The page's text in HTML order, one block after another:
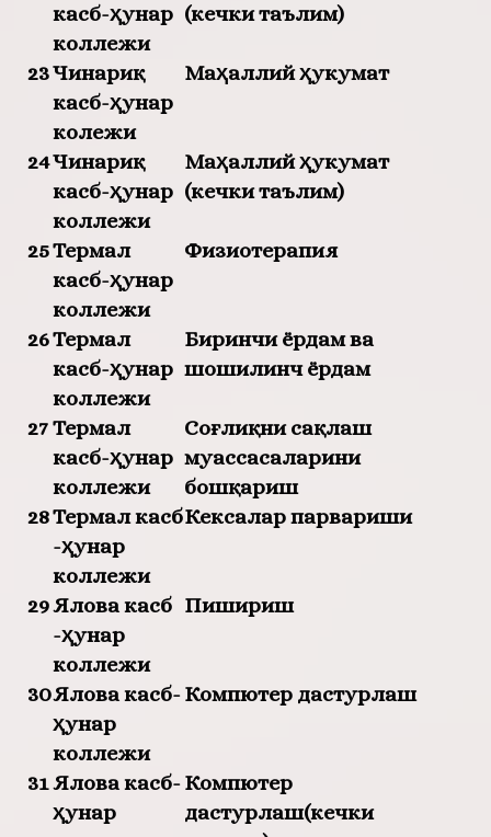
касб-ҳунар
коллежи
(кечки таълим)
23Чинариқ
касб-ҳунар
колежи
Маҳаллий ҳукумат
24Чинариқ
касб-ҳунар
коллежи
Маҳаллий ҳукумат
(кечки таълим)
25Термал
касб-ҳунар
коллежи
Физиотерапия
26Термал
касб-ҳунар
коллежи
Биринчи ёрдам ва
шошилинч ёрдам
27 Термал
касб-ҳунар
коллежи
Соғлиқни сақлаш
муассасаларини
бошқариш
28Термал касб
-ҳунар
коллежи
Кексалар парвариши
29Ялова касб
-ҳунар
коллежи
Пишириш
30Ялова касб-
ҳунар
коллежи
Компютер дастурлаш
31Ялова касб-
ҳунар
Компютер
дастурлаш(кечки